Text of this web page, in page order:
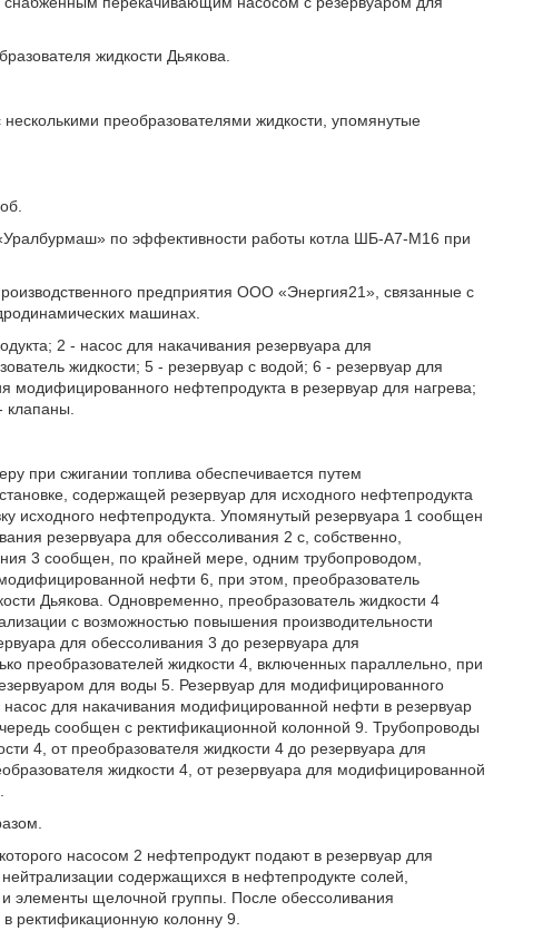
жидкости Дьякова.
преобразователями жидкости, упомянутые
по эффективности работы котла ШБ-А7-М16 при
предприятия ООО «Энергия21», связанные с
машинах.
2 - насос для накачивания резервуара для
жидкости; 5 - резервуар с водой; 6 - резервуар для
нефтепродукта в резервуар для нагрева;
клапаны.
при сжигании топлива обеспечивается путем
содержащей резервуар для исходного нефтепродукта
исходного нефтепродукта. Упомянутый резервуара 1 сообщен
резервуара для обессоливания 2 с, собственно,
3 сообщен, по крайней мере, одним трубопроводом,
нефти 6, при этом, преобразователь
Дьякова. Одновременно, преобразователь жидкости 4
с возможностью повышения производительности
для обессоливания 3 до резервуара для
преобразователей жидкости 4, включенных параллельно, при
для воды 5. Резервуар для модифицированного
для накачивания модифицированной нефти в резервуар
сообщен с ректификационной колонной 9. Трубопроводы
4, от преобразователя жидкости 4 до резервуара для
жидкости 4, от резервуара для модифицированной
насосом 2 нефтепродукт подают в резервуар для
содержащихся в нефтепродукте солей,
и элементы щелочной группы. После обессоливания
ректификационную колонну 9.